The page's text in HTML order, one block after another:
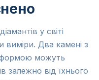
у світі
виміри. Два камені з
можуть
залежно від їхнього